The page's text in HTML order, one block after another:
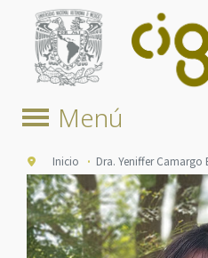
Inicio Dra. Yeniffer Camargo